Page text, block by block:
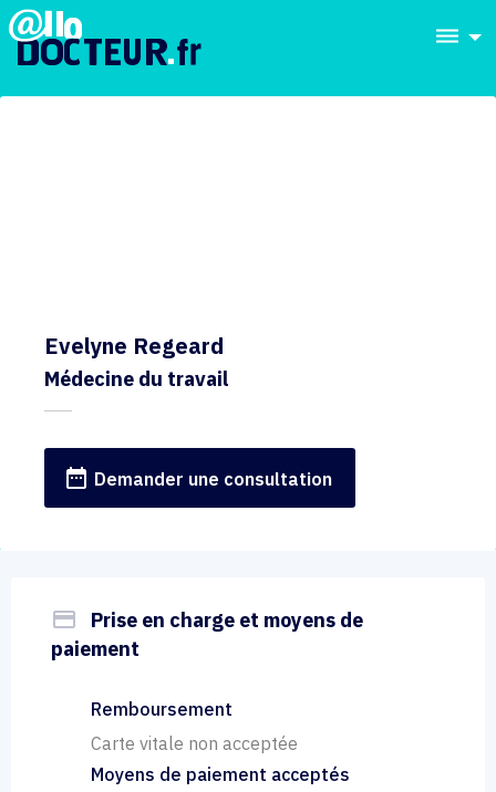
dehaze
Evelyne Regeard
Médecine du travail
date_range Demander une consultation
payment
Prise en charge et moyens de
paiement
Remboursement
Carte vitale non acceptée
Moyens de paiement acceptés